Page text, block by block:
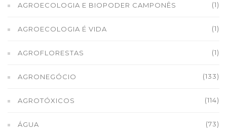
AGROECOLOGIA E BIOPODER CAMPONÊS (1)
AGROECOLOGIA É VIDA (1)
AGROFLORESTAS (1)
AGRONEGÓCIO (133)
AGROTÓXICOS (114)
ÁGUA (73)